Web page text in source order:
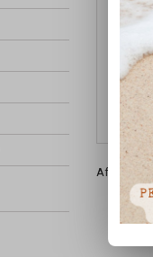
Affichage